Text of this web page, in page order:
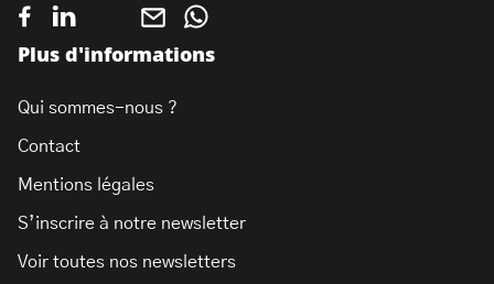
Plus d'informations
Qui sommes-nous ?
Contact
Mentions légales
S’inscrire à notre newsletter
Voir toutes nos newsletters